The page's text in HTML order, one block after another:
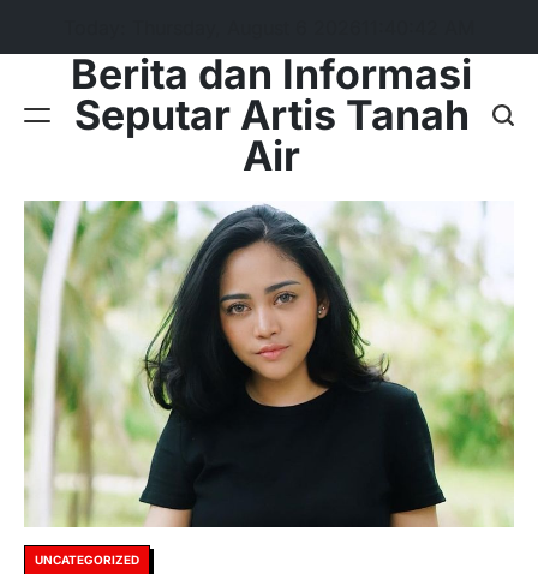
Berita dan Informasi
Seputar Artis Tanah
Air
Posted
UNCATEGORIZED